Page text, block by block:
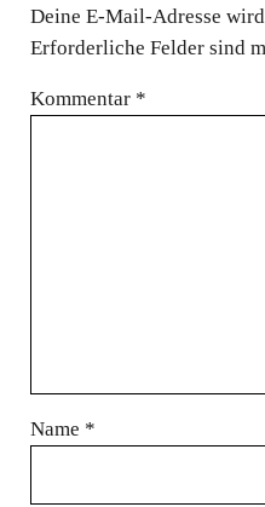
Deine E-Mail-Adresse
Erforderliche Felder sind
Kommentar *
Name *